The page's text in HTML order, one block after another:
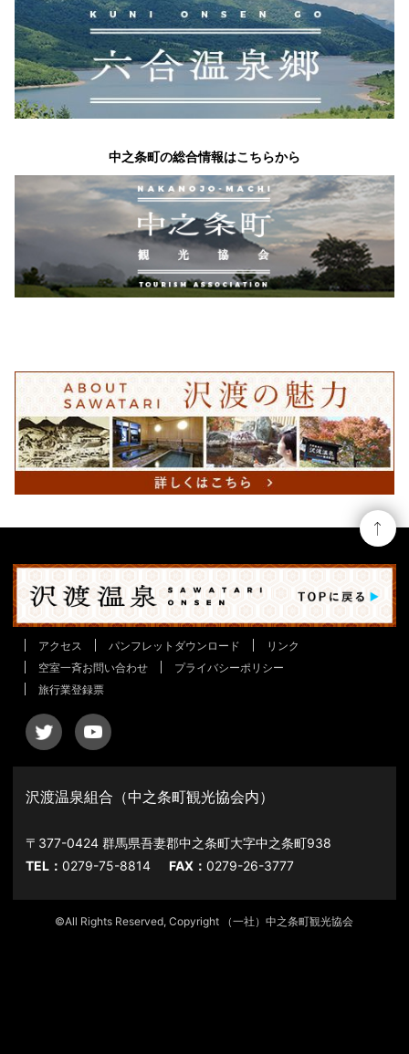
中之条町の総合情報はこちらから
アクセス パンフレットダウンロード
リンク
空室一斉お問い合わせ
プライバシーポリシー
旅行業登録票
沢渡温泉組合（中之条町観光協会内）
〒377-0424 群馬県吾妻郡中之条町大字中之条町938
TEL：0279-75-8814 FAX：0279-26-3777
©All Rights Reserved, Copyright （一社）中之条町観光協会